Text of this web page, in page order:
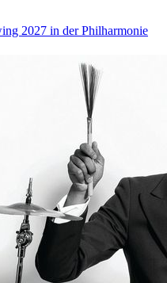
2027 in der Philharmonie